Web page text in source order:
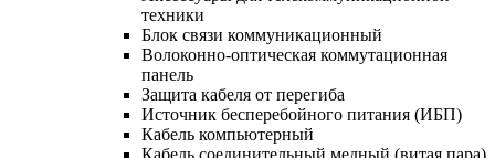
техники
Блок связи коммуникационный
Волоконно-оптическая коммутационная
панель
Защита кабеля от перегиба
Источник бесперебойного питания (ИБП)
Кабель компьютерный
Кабель соединительный медный (витая пара)